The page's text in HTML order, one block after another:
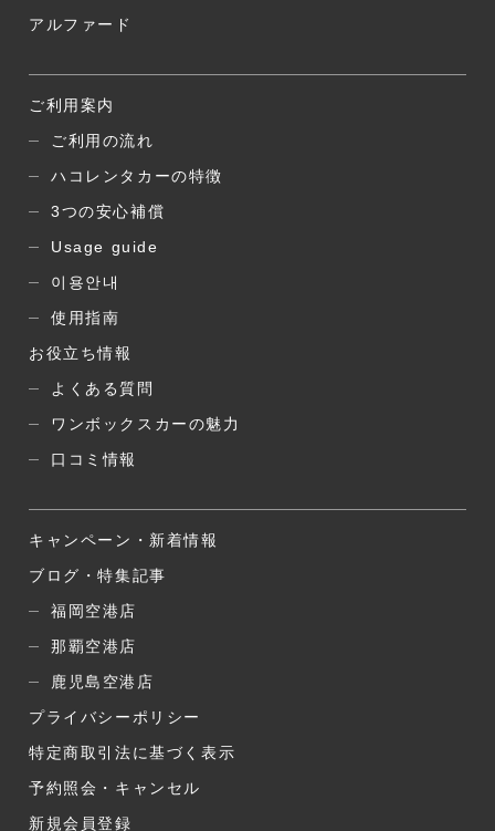
アルファード
ご利用案内
ご利用の流れ
ハコレンタカーの特徴
3つの安心補償
Usage guide
이용안내
使用指南
お役立ち情報
よくある質問
ワンボックスカーの魅力
口コミ情報
キャンペーン・新着情報
ブログ・特集記事
福岡空港店
那覇空港店
鹿児島空港店
プライバシーポリシー
特定商取引法に基づく表示
予約照会・キャンセル
新規会員登録